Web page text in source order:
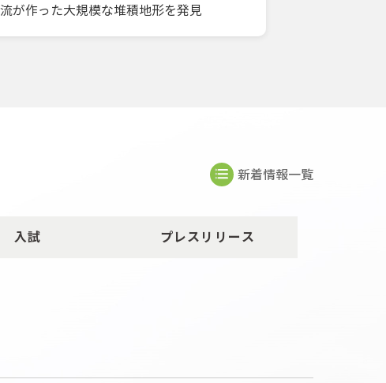
流が作った大規模な堆積地形を発見
入試 プレスリリース
新着情報一覧